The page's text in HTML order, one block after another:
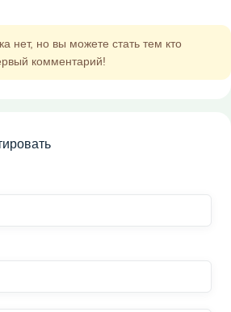
нет, но вы можете стать тем кто
комментарий!